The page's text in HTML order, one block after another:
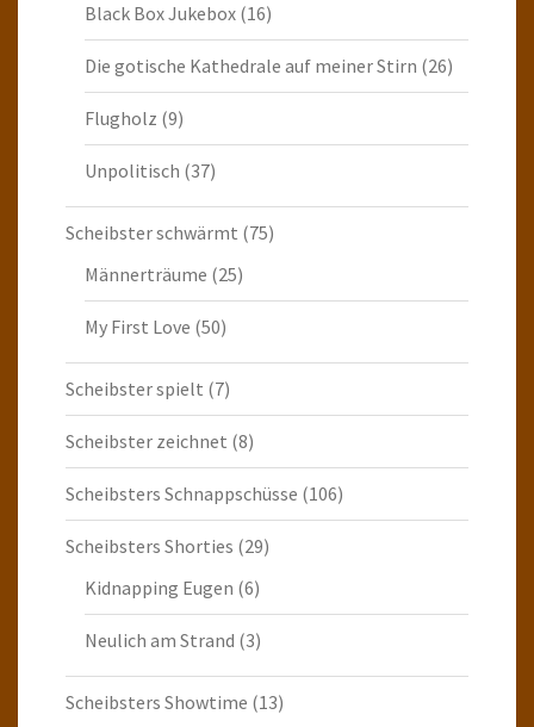
Black Box Jukebox (16)
Die gotische Kathedrale auf meiner Stirn (26)
Flugholz (9)
Unpolitisch (37)
Scheibster schwärmt (75)
Männerträume (25)
My First Love (50)
Scheibster spielt (7)
Scheibster zeichnet (8)
Scheibsters Schnappschüsse (106)
Scheibsters Shorties (29)
Kidnapping Eugen (6)
Neulich am Strand (3)
Scheibsters Showtime (13)